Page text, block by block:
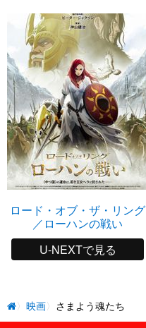
ロード・オブ・ザ・リング
／ローハンの戦い
U-NEXTで見る
映画 さまよう魂たち